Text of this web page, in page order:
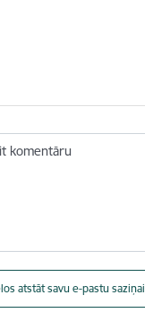
komentāru
atstāt savu e-pastu saziņai